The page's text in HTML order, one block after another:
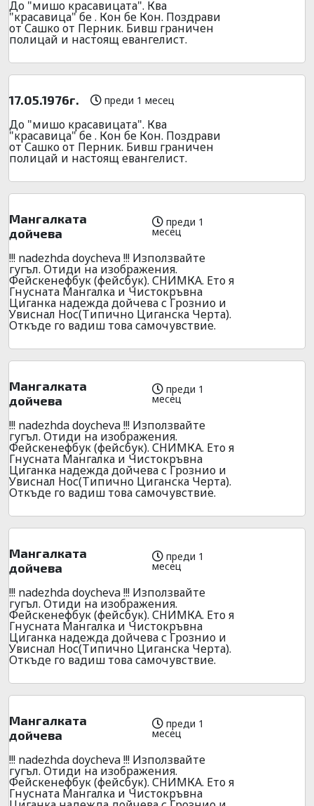
До "мишо красавицата". Ква
"красавица" бе . Кон бе Кон. Поздрави
от Сашко от Перник. Бивш граничен
полицай и настоящ евангелист.
17.05.1976г. преди 1 месец
До "мишо красавицата". Ква
"красавица" бе . Кон бе Кон. Поздрави
от Сашко от Перник. Бивш граничен
полицай и настоящ евангелист.
Мангалката
дойчева
преди 1
месец
!!! nadezhda doycheva !!! Използвайте
гугъл. Отиди на изображения.
Фейскенефбук (фейсбук). СНИМКА. Ето я
Гнусната Мангалка и Чистокръвна
Циганка надежда дойчева с Грознио и
Увиснал Нос(Типично Циганска Черта).
Откъде го вадиш това самочувствие.
Мангалката
дойчева
преди 1
месец
!!! nadezhda doycheva !!! Използвайте
гугъл. Отиди на изображения.
Фейскенефбук (фейсбук). СНИМКА. Ето я
Гнусната Мангалка и Чистокръвна
Циганка надежда дойчева с Грознио и
Увиснал Нос(Типично Циганска Черта).
Откъде го вадиш това самочувствие.
Мангалката
дойчева
преди 1
месец
!!! nadezhda doycheva !!! Използвайте
гугъл. Отиди на изображения.
Фейскенефбук (фейсбук). СНИМКА. Ето я
Гнусната Мангалка и Чистокръвна
Циганка надежда дойчева с Грознио и
Увиснал Нос(Типично Циганска Черта).
Откъде го вадиш това самочувствие.
Мангалката
дойчева
преди 1
месец
!!! nadezhda doycheva !!! Използвайте
гугъл. Отиди на изображения.
Фейскенефбук (фейсбук). СНИМКА. Ето я
Гнусната Мангалка и Чистокръвна